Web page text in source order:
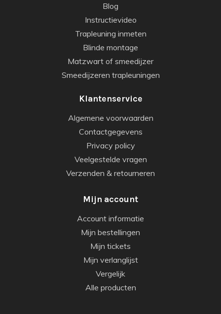
Blog
Instructievideo
Trapleuning inmeten
Blinde montage
Matzwart of smeedijzer
Smeedijzeren trapleuningen
Klantenservice
Algemene voorwaarden
Contactgegevens
Privacy policy
Veelgestelde vragen
Verzenden & retourneren
Mijn account
Account informatie
Mijn bestellingen
Mijn tickets
Mijn verlanglijst
Vergelijk
Alle producten